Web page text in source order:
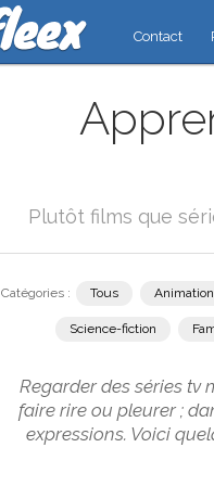
Contact
Plutôt films que
Catégories : Tous Animation
Science-fiction
Regarder des séries tv
faire rire ou pleurer ;
expressions. Voici